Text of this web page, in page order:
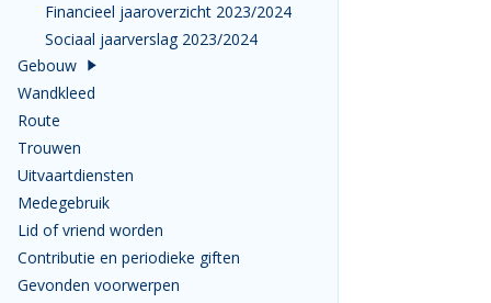
Financieel jaaroverzicht 2023/2024
Sociaal jaarverslag 2023/2024
Gebouw
Wandkleed
Route
Trouwen
Uitvaartdiensten
Medegebruik
Lid of vriend worden
Contributie en periodieke giften
Gevonden voorwerpen